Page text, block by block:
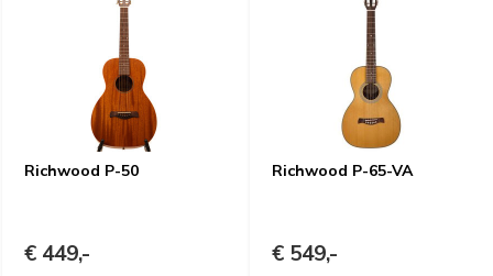
Richwood P-50
€ 449,-
Richwood P-65-VA
€ 549,-